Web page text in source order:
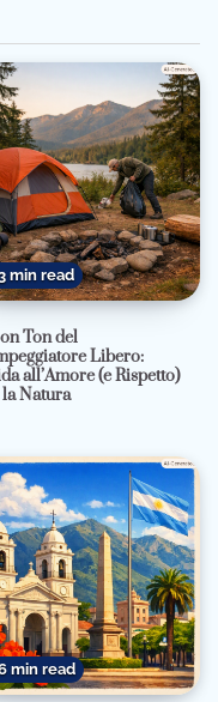
min read
Ton del
Libero:
all’Amore (e Rispetto)
Natura
min read